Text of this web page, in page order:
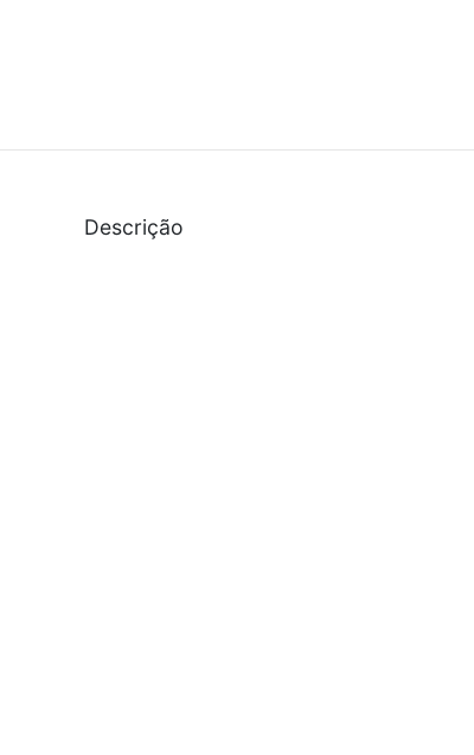
Descrição